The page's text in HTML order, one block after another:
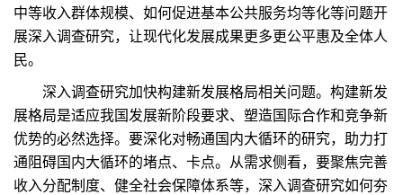
中等收入群体规模、如何促进基本公共服务均等化等问题开
展深入调查研究，让现代化发展成果更多更公平惠及全体人
民。
深入调查研究加快构建新发展格局相关问题。构建新发
展格局是适应我国发展新阶段要求、塑造国际合作和竞争新
优势的必然选择。要深化对畅通国内大循环的研究，助力打
通阻碍国内大循环的堵点、卡点。从需求侧看，要聚焦完善
收入分配制度、健全社会保障体系等，深入调查研究如何夯